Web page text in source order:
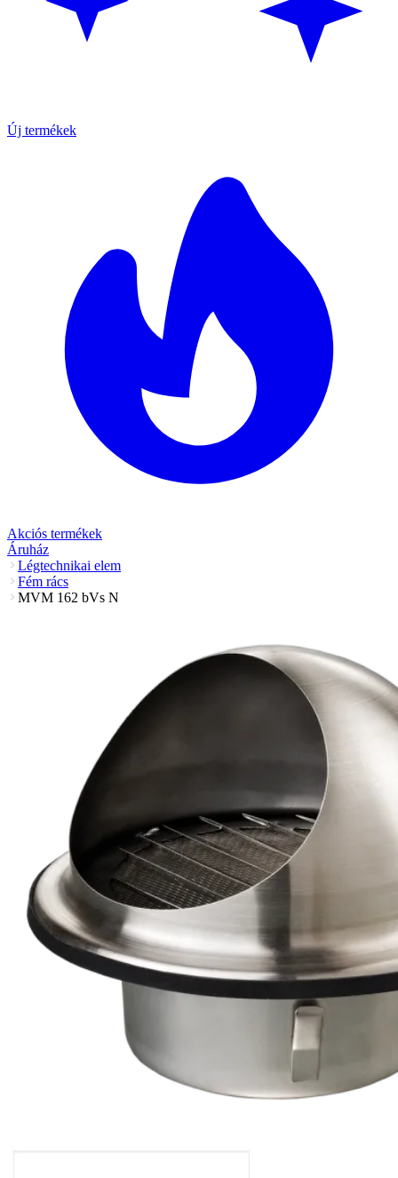
Új termékek
Akciós termékek
Áruház
Légtechnikai elem
Fém rács
MVM 162 bVs N